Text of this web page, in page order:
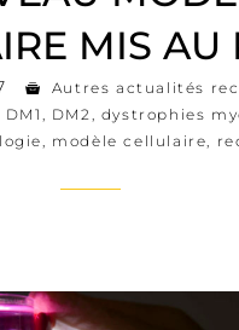
MIS AU
Autres actualités
DM1 , DM2, dystrophies
, modèle cellulaire,